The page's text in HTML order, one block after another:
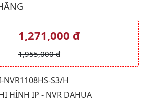
mãi
1,271,000 đ
1,955,000 đ
NVR1108HS-S3/H
HÌNH IP - NVR DAHUA